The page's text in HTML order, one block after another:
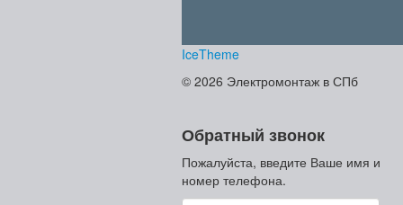
IceTheme
© 2026 Электромонтаж в СПб
Обратный звонок
Пожалуйста, введите Ваше имя и
номер телефона.